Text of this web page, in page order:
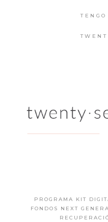
PROGRAMA KIT
FONDOS NEXT